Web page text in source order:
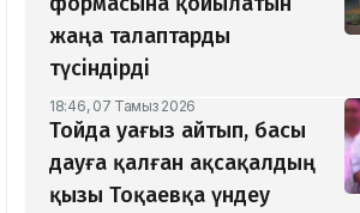
жаңа талаптарды
түсіндірді
18:46, 07 Тамыз 2026
Тойда уағыз айтып, басы
дауға қалған ақсақалдың
қызы Тоқаевқа үндеу